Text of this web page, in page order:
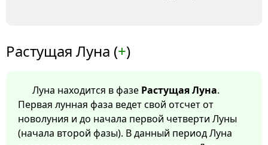
Растущая Луна (+)
Луна находится в фазе Растущая Луна.
Первая лунная фаза ведет свой отсчет от
новолуния и до начала первой четверти Луны
(начала второй фазы). В данный период Луна